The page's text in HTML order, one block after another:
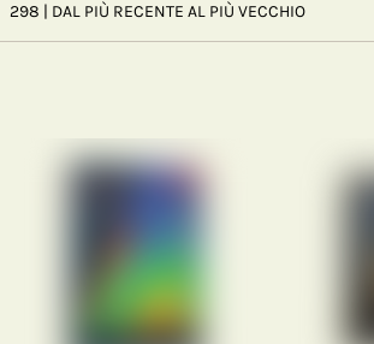
298 | DAL PIÙ RECENTE AL PIÙ VECCHIO